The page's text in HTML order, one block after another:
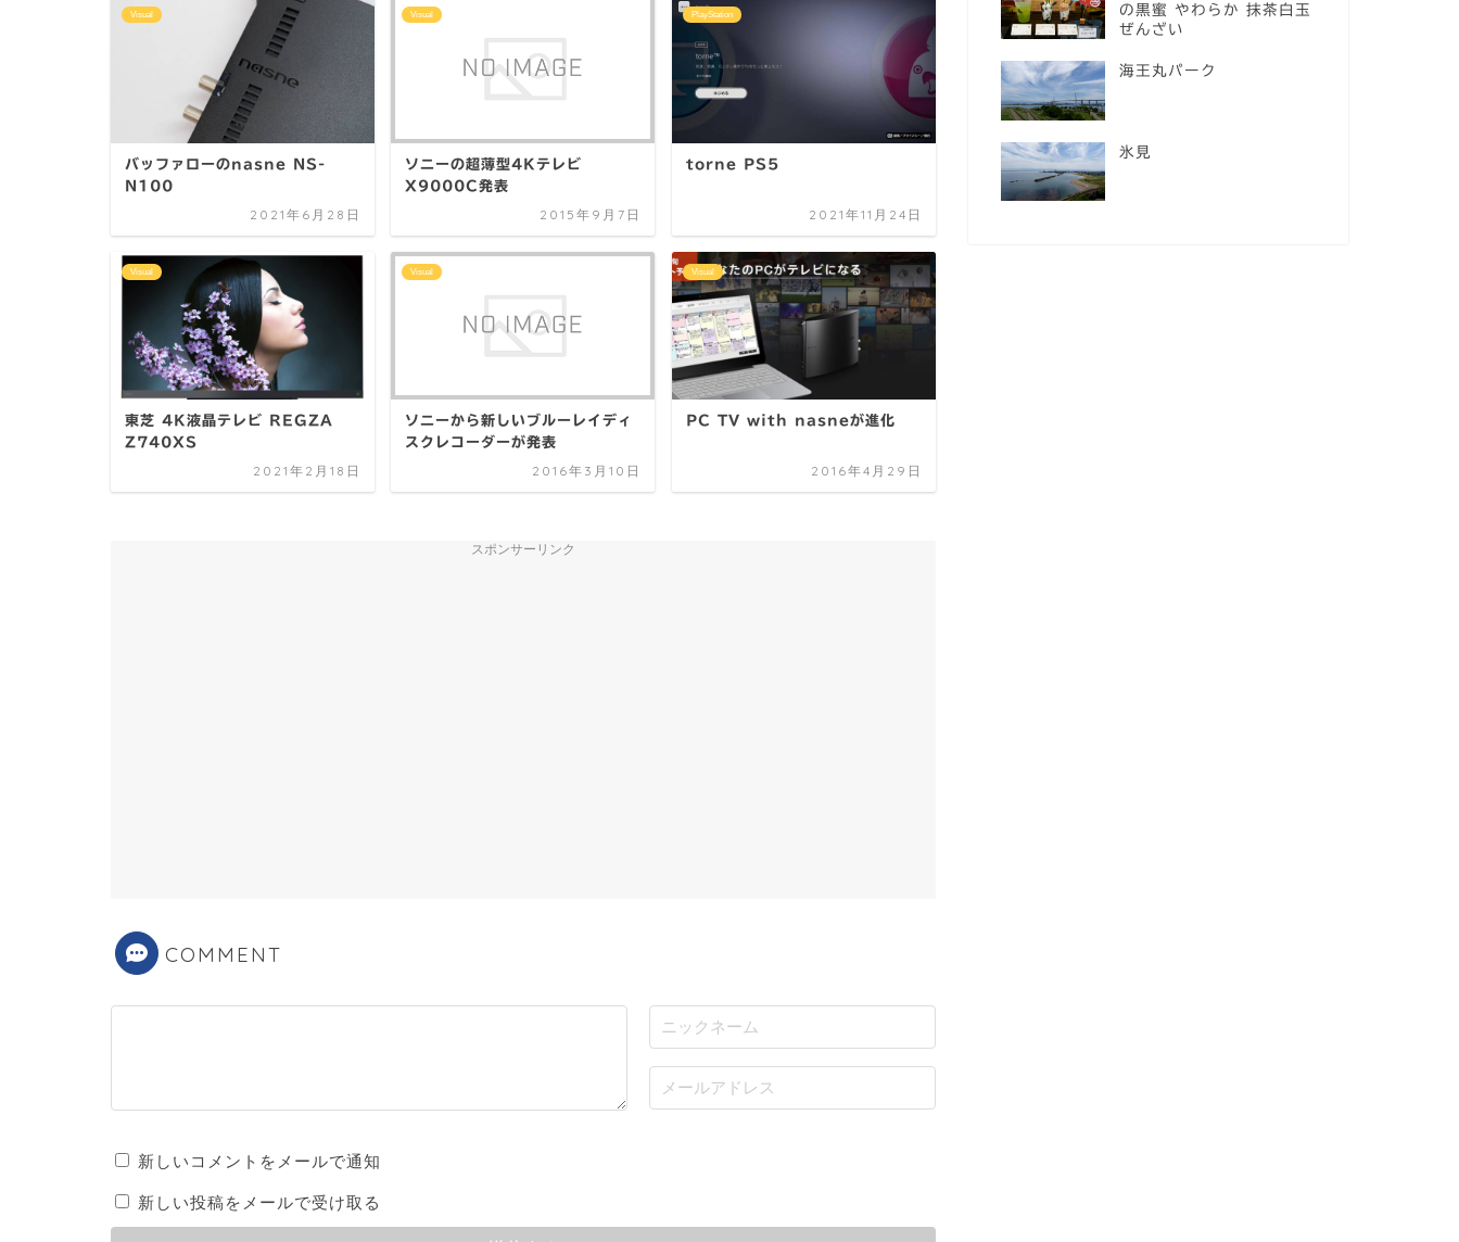
Visual
バッファローのnasne NS-
N100
2021年6月28日
Visual
ソニーの超薄型4Kテレビ
X9000C発表
2015年9月7日
PlayStation
torne PS5
2021年11月24日
Visual
東芝 4K液晶テレビ REGZA
Z740XS
2021年2月18日
Visual
ソニーから新しいブルーレイディ
スクレコーダーが発表
2016年3月10日
Visual
PC TV with nasneが進化
2016年4月29日
スポンサーリンク
COMMENT
新しいコメントをメールで通知
新しい投稿をメールで受け取る
の黒蜜 やわらか 抹茶白玉
ぜんざい
海王丸パーク
氷見